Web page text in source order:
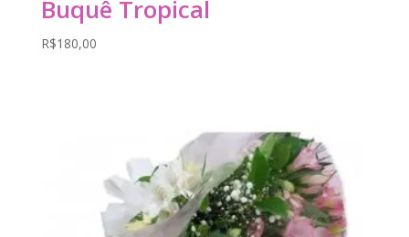
Buquê Tropical
R$180,00